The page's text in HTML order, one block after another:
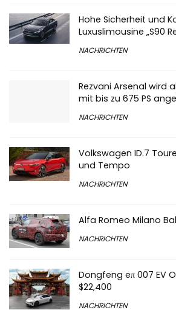
Hohe Sicherheit und
Luxuslimousine „S90
NACHRICHTEN
Rezvani Arsenal wird
mit bis zu 675 PS
NACHRICHTEN
Volkswagen ID.7
und Tempo
NACHRICHTEN
Alfa Romeo Milano
NACHRICHTEN
Dongfeng eπ 007 EV
$22,400
NACHRICHTEN